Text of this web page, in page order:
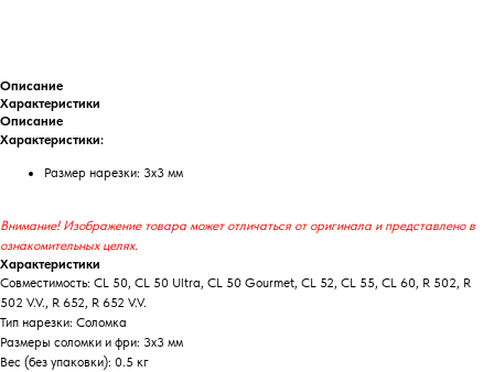
Описание
Характеристики
Описание
Характеристики:
Размер нарезки: 3х3 мм
Внимание! Изображение товара может отличаться от оригинала и представлено в
ознакомительных целях.
Характеристики
Совместимость: CL 50, CL 50 Ultra, CL 50 Gourmet, CL 52, CL 55, CL 60, R 502, R
502 V.V., R 652, R 652 V.V.
Тип нарезки: Cоломка
Размеры соломки и фри: 3x3 мм
Вес (без упаковки): 0.5 кг